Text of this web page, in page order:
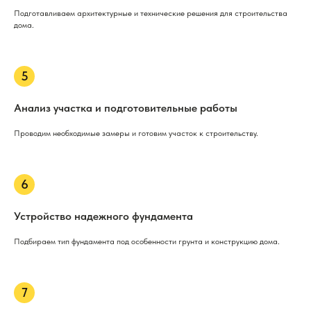
Подготавливаем архитектурные и технические решения для строительства
дома.
Анализ участка и подготовительные работы
Проводим необходимые замеры и готовим участок к строительству.
Устройство надежного фундамента
Подбираем тип фундамента под особенности грунта и конструкцию дома.